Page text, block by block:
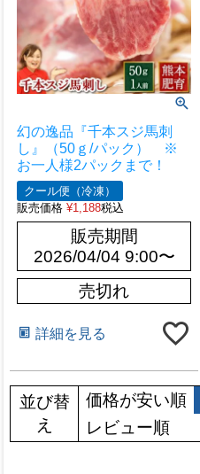
幻の逸品『千本スジ馬刺
し』（50ｇ/パック） ※
お一人様2パックまで！
クール便（冷凍）
販売価格 ¥1,188税込
販売期間
2026/04/04 9:00〜
売切れ
詳細を見る
並び替
え
価格が安い順
レビュー順